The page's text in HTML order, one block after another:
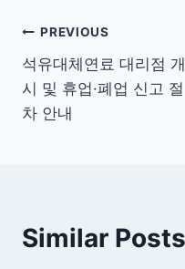
글
탐
색
PREVIOUS
석유대체연료 대리점 개
시 및 휴업·폐업 신고 절
차 안내
Similar Posts